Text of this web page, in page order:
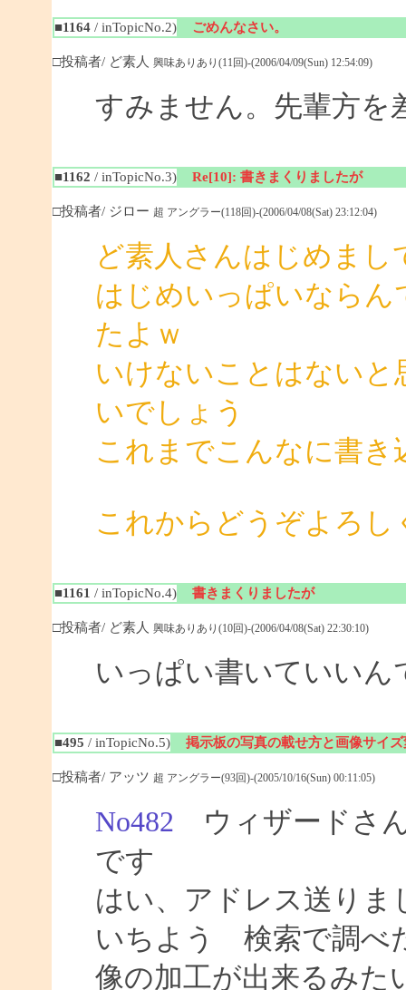
■1164/ inTopicNo.2) ごめんなさい。
□投稿者/ ど素人 興味ありあり(11回)-(2006/04/09(Sun) 12:54:09)
すみません。先輩方を
■1162 / inTopicNo.3) Re[10]: 書きまくりましたが
□投稿者/ ジロー 超 アングラー(118回)-(2006/04/08(Sat) 23:12:04)
ど素人さんはじめまし
はじめいっぱいなら
たよｗ
いけないことはない
いでしょう
これまでこんなに書
これからどうぞよろ
■1161 / inTopicNo.4) 書きまくりましたが
□投稿者/ ど素人 興味ありあり(10回)-(2006/04/08(Sat) 22:30:10)
いっぱい書いていい
■495 / inTopicNo.5) 掲示板の写真の載せ方と画像サイ
□投稿者/ アッツ 超 アングラー(93回)-(2005/10/16(Sun) 00:11:05)
No482 ウィザードさ
です
はい、アドレス送りま
いちよう 検索で調べ
像の加工が出来るみた